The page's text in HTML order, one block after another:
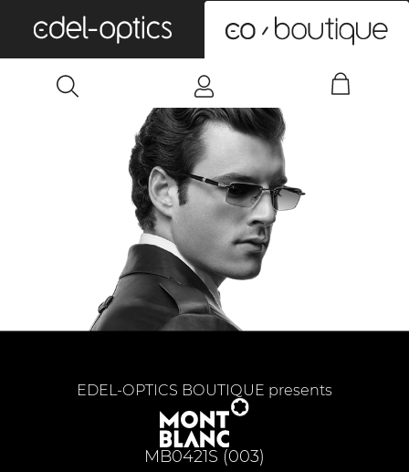
MB0421S (003)
EDEL-OPTICS BOUTIQUE presents